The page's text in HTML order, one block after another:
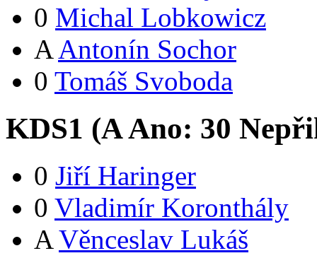
0 Michal Lobkowicz
A Antonín Sochor
0 Tomáš Svoboda
KDS1 (AAno: 30
0 Jiří Haringer
0 Vladimír Koronthály
A Věnceslav Lukáš